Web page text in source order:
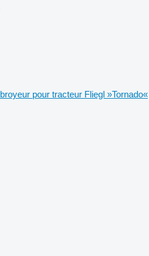
broyeur pour tracteur Fliegl »Tornado«